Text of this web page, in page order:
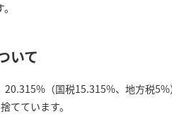
いて
20.315%（国税15.315%、地方税
てています。